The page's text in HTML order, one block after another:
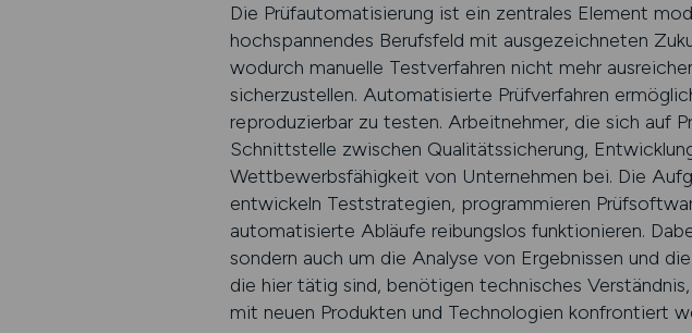
Die Prüfautomatisierung ist ein zentrales Element
hochspannendes Berufsfeld mit ausgezeichneten
wodurch manuelle Testverfahren nicht mehr
sicherzustellen. Automatisierte Prüfverfahren
reproduzierbar zu testen. Arbeitnehmer, die sich auf
Schnittstelle zwischen Qualitätssicherung,
Wettbewerbsfähigkeit von Unternehmen bei. Die
entwickeln Teststrategien, programmieren
automatisierte Abläufe reibungslos funktionieren.
sondern auch um die Analyse von Ergebnissen und
die hier tätig sind, benötigen technisches
mit neuen Produkten und Technologien konfrontiert